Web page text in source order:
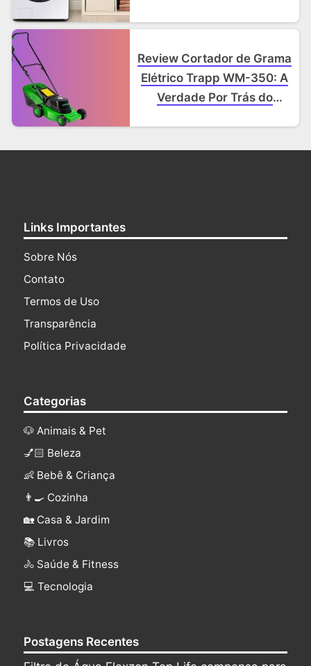
Review Cortador de Grama
Elétrico Trapp WM-350: A
Verdade Por Trás do
Links Importantes
Sobre Nós
Contato
Termos de Uso
Transparência
Política Privacidade
Categorias
🐶 Animais & Pet
💅🏻 Beleza
👶 Bebê & Criança
👨‍🍳 Cozinha
🏡 Casa & Jardim
📚 Livros
🚴 Saúde & Fitness
‍💻 Tecnologia
Postagens Recentes